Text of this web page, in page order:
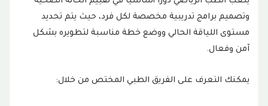
وتصميم برامج تدريبية مخصصة لكل فرد، حيث يتم تحديد
مستوى اللياقة الحالي ووضع خطة مناسبة لتطويره بشكل
آمن وفعال.
يمكنك التعرف على الفريق الطبي المختص من خلال: